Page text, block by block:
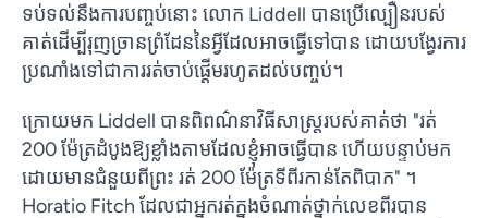
ទប់ទល់នឹងការបញ្ចប់នោះ លោក Liddell បានប្រើល្បឿនរបស់
គាត់ដើម្បីរុញច្រានព្រំដែននៃអ្វីដែលអាចធ្វើទៅបាន ដោយបង្វែរការ
ប្រណាំងទៅជាការរត់ចាប់ផ្តើមរហូតដល់បញ្ចប់។
ក្រោយមក Liddell បានពិពណ៌នាវិធីសាស្រ្តរបស់គាត់ថា "រត់
200 ម៉ែត្រដំបូងឱ្យខ្លាំងតាមដែលខ្ញុំអាចធ្វើបាន ហើយបន្ទាប់មក
ដោយមានជំនួយពីព្រះ រត់ 200 ម៉ែត្រទីពីរកាន់តែពិបាក" ។
Horatio Fitch ដែល​ជា​អ្នក​រត់​ក្នុង​ចំណាត់​ថ្នាក់​លេខ​ពីរ​បាន​